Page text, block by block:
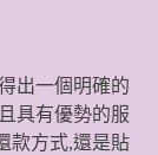
出一個明確的
具有優勢的服
款方式,還是貼